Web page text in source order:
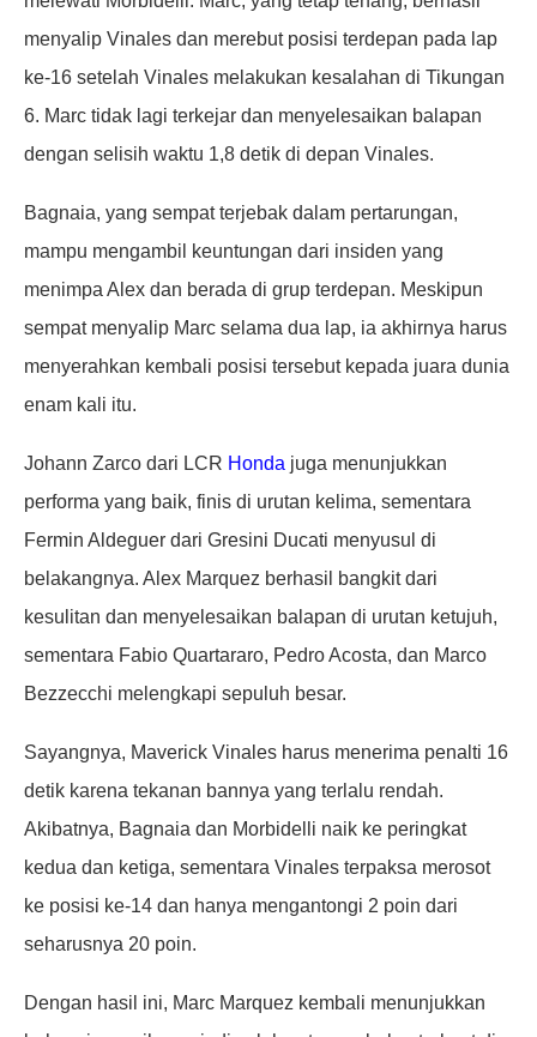
menyalip Vinales dan merebut posisi terdepan pada lap
ke-16 setelah Vinales melakukan kesalahan di Tikungan
6. Marc tidak lagi terkejar dan menyelesaikan balapan
dengan selisih waktu 1,8 detik di depan Vinales.
Bagnaia, yang sempat terjebak dalam pertarungan,
mampu mengambil keuntungan dari insiden yang
menimpa Alex dan berada di grup terdepan. Meskipun
sempat menyalip Marc selama dua lap, ia akhirnya harus
menyerahkan kembali posisi tersebut kepada juara dunia
enam kali itu.
Johann Zarco dari LCR Honda juga menunjukkan
performa yang baik, finis di urutan kelima, sementara
Fermin Aldeguer dari Gresini Ducati menyusul di
belakangnya. Alex Marquez berhasil bangkit dari
kesulitan dan menyelesaikan balapan di urutan ketujuh,
sementara Fabio Quartararo, Pedro Acosta, dan Marco
Bezzecchi melengkapi sepuluh besar.
Sayangnya, Maverick Vinales harus menerima penalti 16
detik karena tekanan bannya yang terlalu rendah.
Akibatnya, Bagnaia dan Morbidelli naik ke peringkat
kedua dan ketiga, sementara Vinales terpaksa merosot
ke posisi ke-14 dan hanya mengantongi 2 poin dari
seharusnya 20 poin.
Dengan hasil ini, Marc Marquez kembali menunjukkan